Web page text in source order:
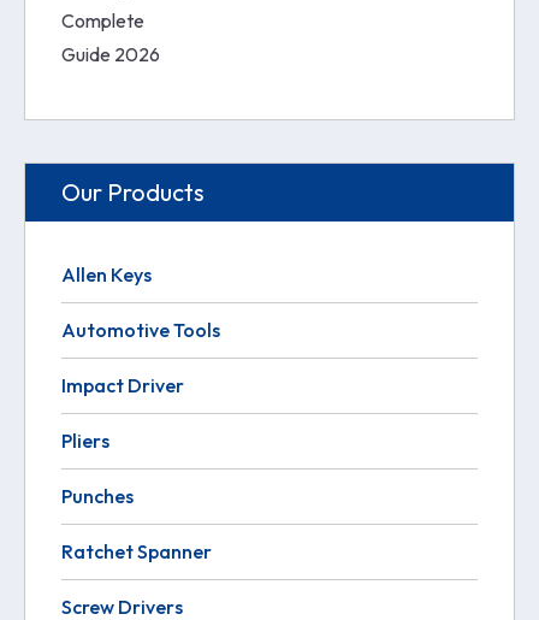
Our Products
Allen Keys
Automotive Tools
Impact Driver
Pliers
Punches
Ratchet Spanner
Screw Drivers